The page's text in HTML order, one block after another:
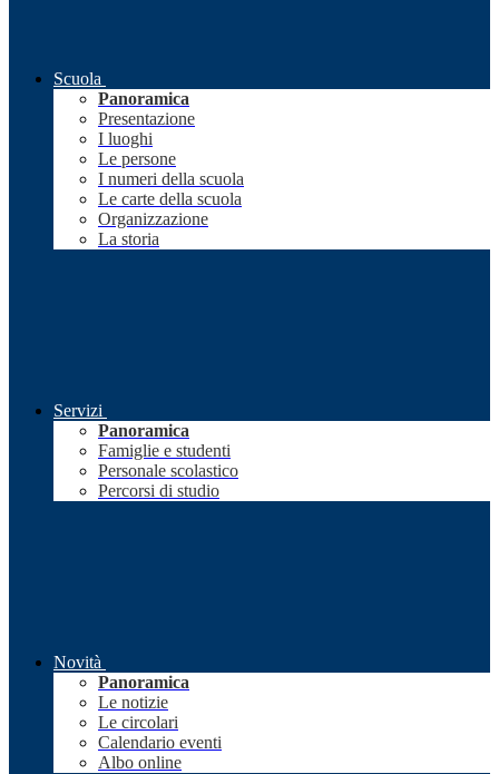
Scuola
Panoramica
Presentazione
I luoghi
Le persone
I numeri della scuola
Le carte della scuola
Organizzazione
La storia
Servizi
Panoramica
Famiglie e studenti
Personale scolastico
Percorsi di studio
Novità
Panoramica
Le notizie
Le circolari
Calendario eventi
Albo online